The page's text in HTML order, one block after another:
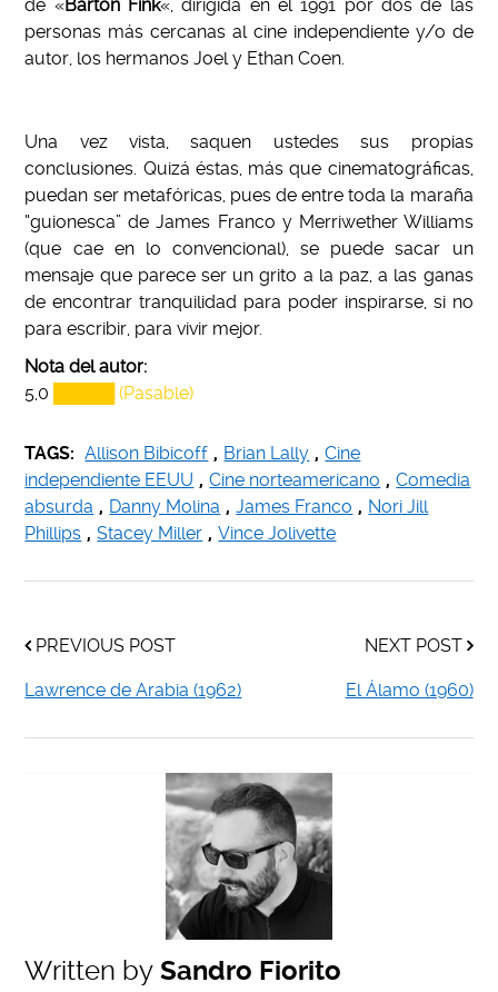
de «Barton Fink«, dirigida en el 1991 por dos de las
personas más cercanas al cine independiente y/o de
autor, los hermanos Joel y Ethan Coen.
Una vez vista, saquen ustedes sus propias
conclusiones. Quizá éstas, más que cinematográficas,
puedan ser metafóricas, pues de entre toda la maraña
“guionesca” de James Franco y Merriwether Williams
(que cae en lo convencional), se puede sacar un
mensaje que parece ser un grito a la paz, a las ganas
de encontrar tranquilidad para poder inspirarse, si no
para escribir, para vivir mejor.
Nota del autor:
5,0
█████ (Pasable)
TAGS: Allison Bibicoff , Brian Lally , Cine
independiente EEUU , Cine norteamericano , Comedia
absurda , Danny Molina , James Franco , Nori Jill
Phillips , Stacey Miller , Vince Jolivette
PREVIOUS POST
Lawrence de Arabia (1962)
NEXT POST
El Álamo (1960)
Written by Sandro Fiorito